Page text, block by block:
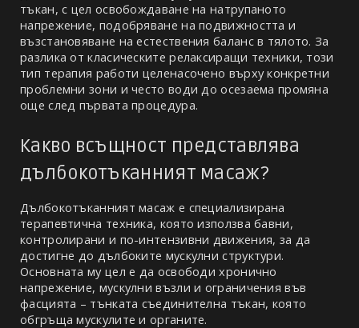
тъкан, с цел освобождаване на натрупаното
напрежение, подобряване на подвижността и
възстановяване на естествения баланс в тялото. За
разлика от класическите релаксиращи техники, този
тип терапия работи целенасочено върху конкретни
проблемни зони и често води до осезаема промяна
още след първата процедура.
Какво всъщност представлява
дълбокотъканният масаж?
Дълбокотъканният масаж е специализирана
терапевтична техника, която използва бавни,
контролирани и по-интензивни движения, за да
достигне до дълбоките мускулни структури.
Основната му цел е да освободи хронично
напрежение, мускулни възли и ограничения във
фасцията – тънката съединителна тъкан, която
обгръща мускулите и органите.